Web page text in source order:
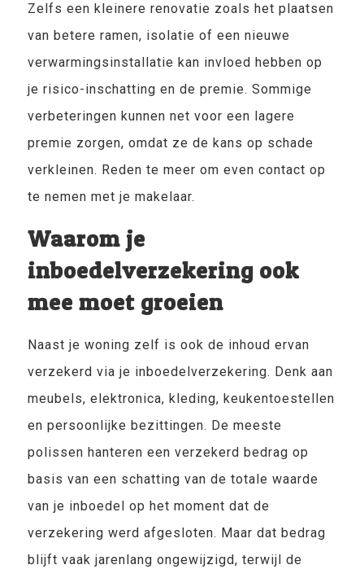
Zelfs een kleinere renovatie zoals het plaatsen
van betere ramen, isolatie of een nieuwe
verwarmingsinstallatie kan invloed hebben op
je risico-inschatting en de premie. Sommige
verbeteringen kunnen net voor een lagere
premie zorgen, omdat ze de kans op schade
verkleinen. Reden te meer om even contact op
te nemen met je makelaar.
Waarom je
inboedelverzekering ook
mee moet groeien
Naast je woning zelf is ook de inhoud ervan
verzekerd via je inboedelverzekering. Denk aan
meubels, elektronica, kleding, keukentoestellen
en persoonlijke bezittingen. De meeste
polissen hanteren een verzekerd bedrag op
basis van een schatting van de totale waarde
van je inboedel op het moment dat de
verzekering werd afgesloten. Maar dat bedrag
blijft vaak jarenlang ongewijzigd, terwijl de